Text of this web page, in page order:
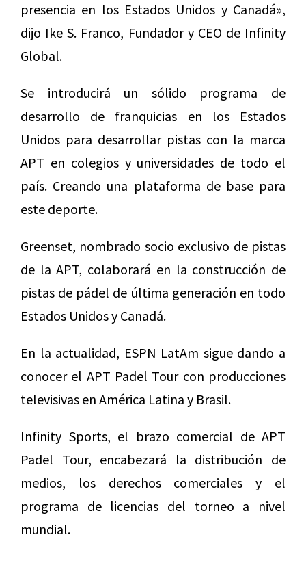
presencia en los Estados Unidos y Canadá»,
dijo Ike S. Franco, Fundador y CEO de Infinity
Global.
Se introducirá un sólido programa de
desarrollo de franquicias en los Estados
Unidos para desarrollar pistas con la marca
APT en colegios y universidades de todo el
país. Creando una plataforma de base para
este deporte.
Greenset, nombrado socio exclusivo de pistas
de la APT, colaborará en la construcción de
pistas de pádel de última generación en todo
Estados Unidos y Canadá.
En la actualidad, ESPN LatAm sigue dando a
conocer el APT Padel Tour con producciones
televisivas en América Latina y Brasil.
Infinity Sports, el brazo comercial de APT
Padel Tour, encabezará la distribución de
medios, los derechos comerciales y el
programa de licencias del torneo a nivel
mundial.